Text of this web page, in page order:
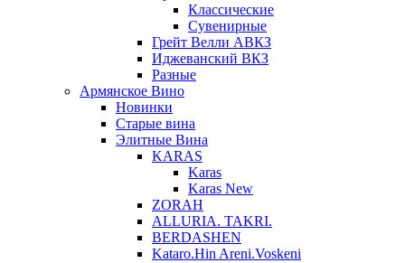
Классические
Сувенирные
Грейт Велли АВКЗ
Иджеванский ВКЗ
Разные
Армянское Вино
Новинки
Старые вина
Элитные Вина
KARAS
Karas
Karas New
ZORAH
ALLURIA. TAKRI.
BERDASHEN
Kataro.Hin Areni.Voskeni